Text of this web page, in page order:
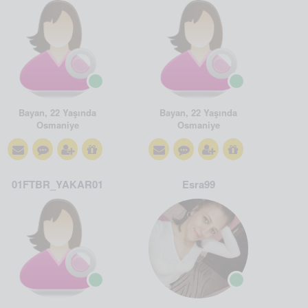
Bayan, 22 Yaşında
Osmaniye
Bayan, 22 Yaşında
Osmaniye
01FTBR_YAKAR01 Esra99